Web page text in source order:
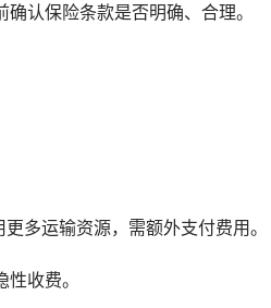
认保险条款是否明确、合理。
多运输资源，需额外支付费用。
收费。